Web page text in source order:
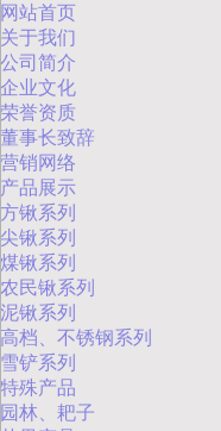
网站首页
关于我们
公司简介
企业文化
荣誉资质
董事长致辞
营销网络
产品展示
方锹系列
尖锹系列
煤锹系列
农民锹系列
泥锹系列
高档、不锈钢系列
雪铲系列
特殊产品
园林、耙子